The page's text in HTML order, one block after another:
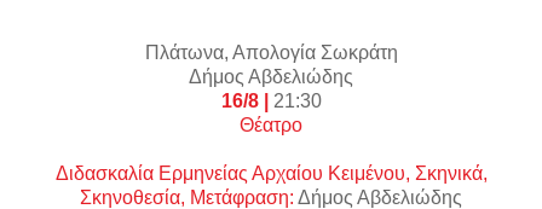
Πλάτωνα, Απολογία Σωκράτη
Δήμος Αβδελιώδης
16/8 | 21:30
Θέατρο
Διδασκαλία Ερμηνείας Αρχαίου Κειμένου, Σκηνικά,
Σκηνοθεσία, Μετάφραση: Δήμος Αβδελιώδης